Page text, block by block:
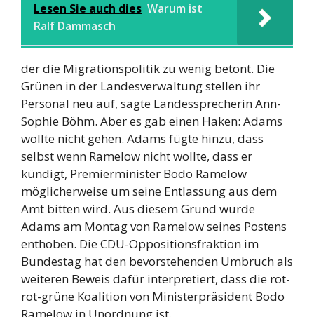
Lesen Sie auch dies Warum ist
Ralf Dammasch
der die Migrationspolitik zu wenig betont. Die
Grünen in der Landesverwaltung stellen ihr
Personal neu auf, sagte Landessprecherin Ann-
Sophie Böhm. Aber es gab einen Haken: Adams
wollte nicht gehen. Adams fügte hinzu, dass
selbst wenn Ramelow nicht wollte, dass er
kündigt, Premierminister Bodo Ramelow
möglicherweise um seine Entlassung aus dem
Amt bitten wird. Aus diesem Grund wurde
Adams am Montag von Ramelow seines Postens
enthoben. Die CDU-Oppositionsfraktion im
Bundestag hat den bevorstehenden Umbruch als
weiteren Beweis dafür interpretiert, dass die rot-
rot-grüne Koalition von Ministerpräsident Bodo